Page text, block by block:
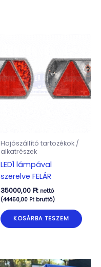
Hajószállító tartozékok /
alkatrészek
LED1 lámpával
szerelve FELÁR
35000,00 Ft nettó
(44450,00 Ftbruttó)
KOSÁRBA TESZEM